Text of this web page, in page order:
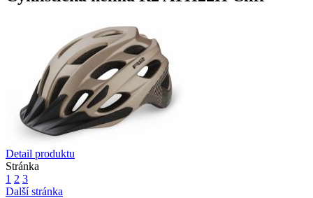
Detail produktu
Stránka
1 2 3
Další stránka